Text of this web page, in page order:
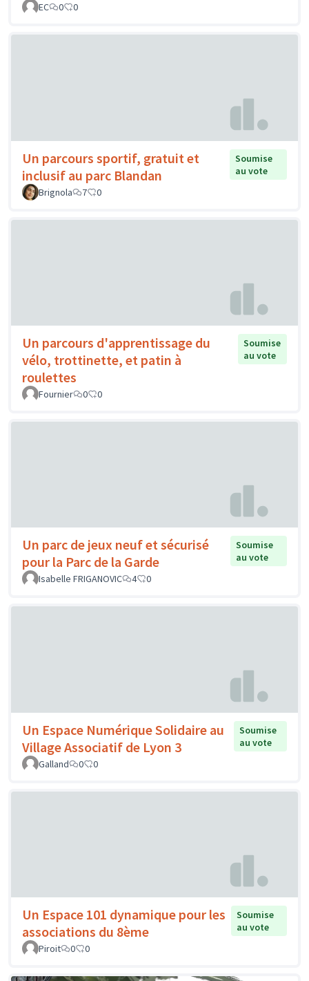
EC
0 0
Un parcours sportif, gratuit et
inclusif au parc Blandan
Soumise
au vote
Brignola
7 0
Un parcours d'apprentissage du
vélo, trottinette, et patin à
roulettes
Soumise
au vote
Fournier 0 0
Un parc de jeux neuf et sécurisé
pour la Parc de la Garde
Soumise
au vote
Isabelle FRIGANOVIC
4 0
Un Espace Numérique Solidaire au
Village Associatif de Lyon 3
Soumise
au vote
Galland
0 0
Un Espace 101 dynamique pour les
associations du 8ème
Soumise
au vote
Piroit
0 0